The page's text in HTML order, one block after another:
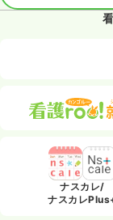
ナスカレ/
ナスカレ